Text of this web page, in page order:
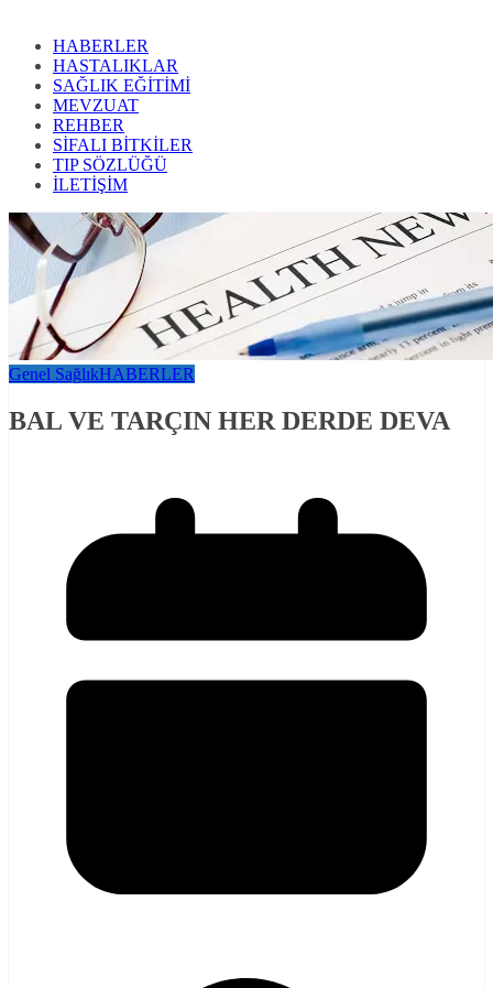
HABERLER
HASTALIKLAR
SAĞLIK EĞİTİMİ
MEVZUAT
REHBER
SİFALI BİTKİLER
TIP SÖZLÜĞÜ
İLETİŞİM
Genel SağlıkHABERLER
BAL VE TARÇIN HER DERDE DEVA